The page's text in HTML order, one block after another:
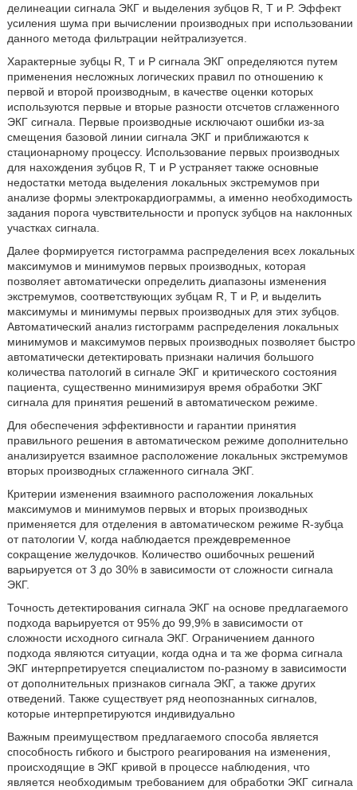
делинеации сигнала ЭКГ и выделения зубцов R, T и P. Эффект
усиления шума при вычислении производных при использовании
данного метода фильтрации нейтрализуется.
Характерные зубцы R, T и Р сигнала ЭКГ определяются путем
применения несложных логических правил по отношению к
первой и второй производным, в качестве оценки которых
используются первые и вторые разности отсчетов сглаженного
ЭКГ сигнала. Первые производные исключают ошибки из-за
смещения базовой линии сигнала ЭКГ и приближаются к
стационарному процессу. Использование первых производных
для нахождения зубцов R, T и Р устраняет также основные
недостатки метода выделения локальных экстремумов при
анализе формы электрокардиограммы, а именно необходимость
задания порога чувствительности и пропуск зубцов на наклонных
участках сигнала.
Далее формируется гистограмма распределения всех локальных
максимумов и минимумов первых производных, которая
позволяет автоматически определить диапазоны изменения
экстремумов, соответствующих зубцам R, T и P, и выделить
максимумы и минимумы первых производных для этих зубцов.
Автоматический анализ гистограмм распределения локальных
минимумов и максимумов первых производных позволяет быстро
автоматически детектировать признаки наличия большого
количества патологий в сигнале ЭКГ и критического состояния
пациента, существенно минимизируя время обработки ЭКГ
сигнала для принятия решений в автоматическом режиме.
Для обеспечения эффективности и гарантии принятия
правильного решения в автоматическом режиме дополнительно
анализируется взаимное расположение локальных экстремумов
вторых производных сглаженного сигнала ЭКГ.
Критерии изменения взаимного расположения локальных
максимумов и минимумов первых и вторых производных
применяется для отделения в автоматическом режиме R-зубца
от патологии V, когда наблюдается преждевременное
сокращение желудочков. Количество ошибочных решений
варьируется от 3 до 30% в зависимости от сложности сигнала
ЭКГ.
Точность детектирования сигнала ЭКГ на основе предлагаемого
подхода варьируется от 95% до 99,9% в зависимости от
сложности исходного сигнала ЭКГ. Ограничением данного
подхода являются ситуации, когда одна и та же форма сигнала
ЭКГ интерпретируется специалистом по-разному в зависимости
от дополнительных признаков сигнала ЭКГ, а также других
отведений. Также существует ряд неопознанных сигналов,
которые интерпретируются индивидуально
Важным преимуществом предлагаемого способа является
способность гибкого и быстрого реагирования на изменения,
происходящие в ЭКГ кривой в процессе наблюдения, что
является необходимым требованием для обработки ЭКГ сигнала